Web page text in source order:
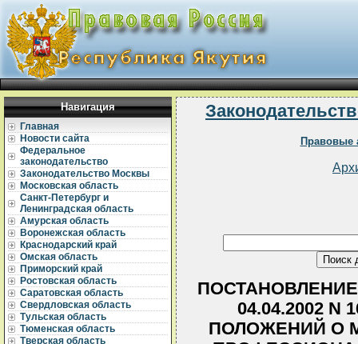
Навигация
Главная
Новости сайта
Федеральное
законодательство
Законодательство Москвы
Московская область
Санкт-Петербург и
Ленинградская область
Амурская область
Воронежская область
Краснодарский край
Омская область
Приморский край
Ростовская область
Саратовская область
Свердловская область
Тульская область
Тюменская область
Тверская область
Правовые
04.04.2002
ПОЛОЖЕНИЙ О